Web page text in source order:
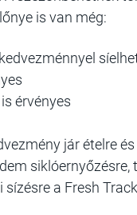
is van még:
érvényes
jár ételre
siklóernyőzésre,
sízésre a Fresh